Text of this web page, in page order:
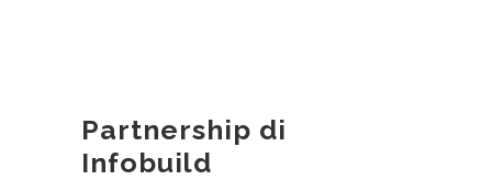
Partnership di
Infobuild